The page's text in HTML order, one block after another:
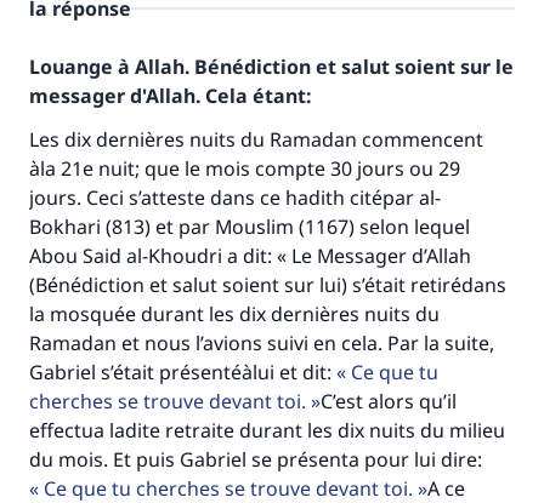
la réponse
Louange à Allah. Bénédiction et salut soient sur le
messager d'Allah. Cela étant:
Les dix dernières nuits du Ramadan commencent
àla 21e nuit; que le mois compte 30 jours ou 29
jours. Ceci s’atteste dans ce hadith citépar al-
Bokhari (813) et par Mouslim (1167) selon lequel
Abou Said al-Khoudri a dit: « Le Messager d’Allah
(Bénédiction et salut soient sur lui) s’était retirédans
la mosquée durant les dix dernières nuits du
Ramadan et nous l’avions suivi en cela. Par la suite,
Gabriel s’était présentéàlui et dit:
Ce que tu
cherches se trouve devant toi.
C’est alors qu’il
effectua ladite retraite durant les dix nuits du milieu
du mois. Et puis Gabriel se présenta pour lui dire:
Ce que tu cherches se trouve devant toi. A ce